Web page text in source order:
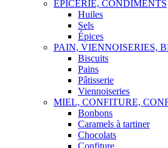
EPICERIE, CONDIMENTS
Huiles
Sels
Épices
PAIN, VIENNOISERIES,
Biscuits
Pains
Pâtisserie
Viennoiseries
MIEL, CONFITURE,
Bonbons
Caramels à tartiner
Chocolats
Confiture